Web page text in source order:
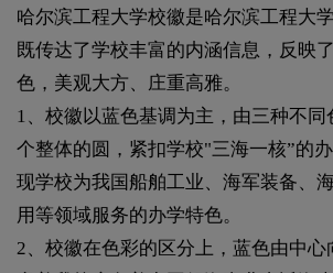
哈尔滨工程大学校徽是哈尔滨工程大
既传达了学校丰富的内涵信息，反映
色，美观大方、庄重高雅。
1、校徽以蓝色基调为主，由三种不同
个整体的圆，紧扣学校"三海一核”的
现学校为我国船舶工业、海军装备、
用等领域服务的办学特色。
2、校徽在色彩的区分上，蓝色由中心